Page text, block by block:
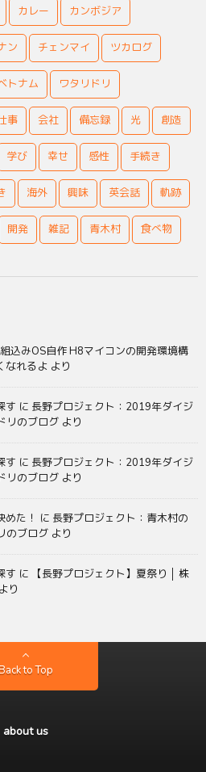
カレー カンボジア
ン チェンマイ ツカログ
トナム ワタリドリ
事 会社 備忘録 光 創造
学び 幸せ 感性 手続き
海外 興味 英会話 軌跡
開発 雑記 青木村 食べ物
組込みOS自作 H8マイコンの開発環境構
なれるよ より
す に 長野プロジェクト：2019年ダイジ
リのブログ より
す に 長野プロジェクト：2019年ダイジ
リのブログ より
た！ に 長野プロジェクト：青木村の
のブログ より
す に
【長野プロジェクト】夏祭り │ 株
より
to Top
about us